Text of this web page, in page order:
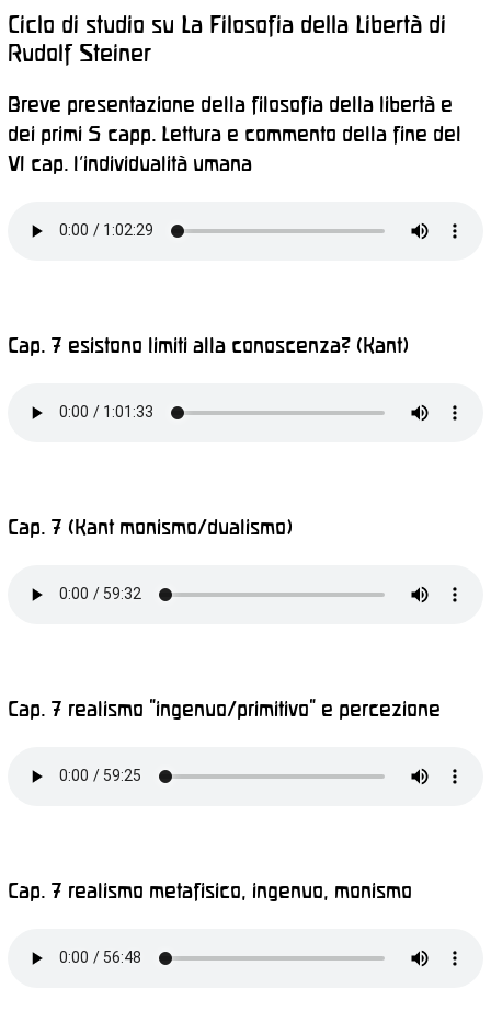
Ciclo di studio su La Filosofia della Libertà di
Rudolf Steiner
Breve presentazione della filosofia della libertà e
dei primi 5 capp. Lettura e commento della fine del
VI cap. l’individualità umana
Cap. 7 esistono limiti alla conoscenza? (Kant)
Cap. 7 (Kant monismo/dualismo)
Cap. 7 realismo “ingenuo/primitivo” e percezione
Cap. 7 realismo metafisico, ingenuo, monismo